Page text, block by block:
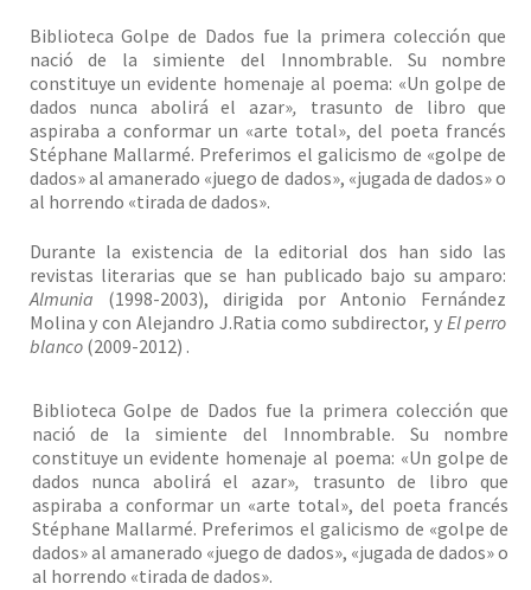
Biblioteca Golpe de Dados fue la primera colección que
nació de la simiente del Innombrable. Su nombre
constituye un evidente homenaje al poema: «Un golpe de
dados nunca abolirá el azar», trasunto de libro que
aspiraba a conformar un «arte total», del poeta francés
Stéphane Mallarmé. Preferimos el galicismo de «golpe de
dados» al amanerado «juego de dados», «jugada de dados» o
al horrendo «tirada de dados».
Durante la existencia de la editorial dos han sido las
revistas literarias que se han publicado bajo su amparo:
Almunia (1998-2003), dirigida por Antonio Fernández
Molina y con Alejandro J.Ratia como subdirector, y El perro
blanco(2009-2012) .
Biblioteca Golpe de Dados fue la primera colección que
nació de la simiente del Innombrable. Su nombre
constituye un evidente homenaje al poema: «Un golpe de
dados nunca abolirá el azar», trasunto de libro que
aspiraba a conformar un «arte total», del poeta francés
Stéphane Mallarmé. Preferimos el galicismo de «golpe de
dados» al amanerado «juego de dados», «jugada de dados» o
al horrendo «tirada de dados».